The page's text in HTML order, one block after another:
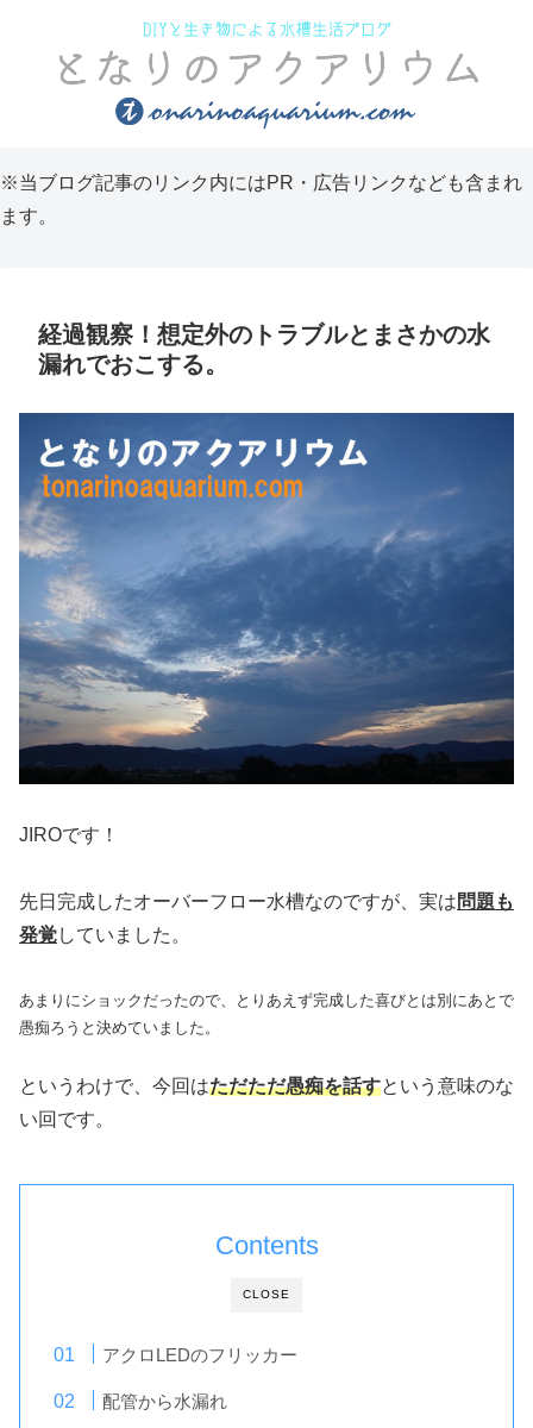
※当ブログ記事のリンク内にはPR・広告リンクなども含まれ
ます。
経過観察！想定外のトラブルとまさかの水
漏れでおこする。
JIROです！
先日完成したオーバーフロー水槽なのですが、実は問題も
発覚していました。
あまりにショックだったので、とりあえず完成した喜びとは別にあとで
愚痴ろうと決めていました。
というわけで、今回はただただ愚痴を話すという意味のな
い回です。
CLOSE
Contents
アクロLEDのフリッカー
配管から水漏れ